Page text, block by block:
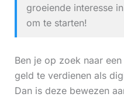
groeiende interesse
om te starten!
Ben je op zoek naar
geld te verdienen als
Dan is deze bewezen